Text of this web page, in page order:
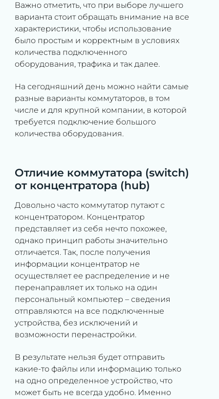
Важно отметить, что при выборе лучшего
варианта стоит обращать внимание на все
характеристики, чтобы использование
было простым и корректным в условиях
количества подключенного
оборудования, трафика и так далее.
На сегодняшний день можно найти самые
разные варианты коммутаторов, в том
числе и для крупной компании, в которой
требуется подключение большого
количества оборудования.
Отличие коммутатора (switch)
от концентратора (hub)
Довольно часто коммутатор путают с
концентратором. Концентратор
представляет из себя нечто похожее,
однако принцип работы значительно
отличается. Так, после получения
информации концентратор не
осуществляет ее распределение и не
перенаправляет их только на один
персональный компьютер – сведения
отправляются на все подключенные
устройства, без исключений и
возможности перенастройки.
В результате нельзя будет отправить
какие-то файлы или информацию только
на одно определенное устройство, что
может быть не всегда удобно. Именно